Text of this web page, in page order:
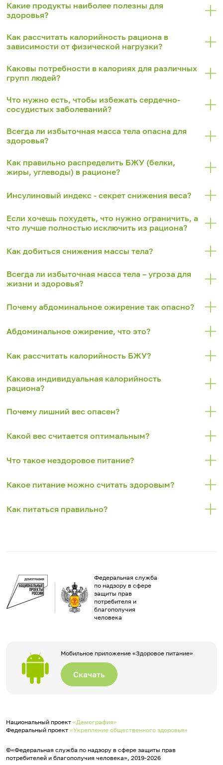
Какие продукты наиболее полезны для
здоровья?
Как рассчитать калорийность рациона в
зависимости от физической нагрузки?
Каковы потребности в калориях для различных
групп людей?
Что нужно есть, чтобы избежать сердечно-
сосудистых заболеваний?
Всегда ли избыточная масса тела опасна для
здоровья?
Как правильно распределить БЖУ (белки,
жиры, углеводы) в рационе?
Инсулиновый индекс - секрет снижения веса?
Если хочешь похудеть, что нужно ограничить, а
что лучше полностью исключить из рациона?
Как добиться снижения массы тела?
Всегда ли избыточная масса тела – угроза для
жизни и здоровья?
Почему абдоминальное ожирение так опасно?
Абдоминальное ожирение, что это?
Как рассчитать калорийность БЖУ?
Какова индивидуальная калорийность
рациона?
Почему лишний вес опасен?
Какой вес считается оптимальным?
Что такое нездоровое питание?
Какое питание можно считать здоровым?
Как питаться правильно?
Федеральная служба
по надзору в сфере
защиты прав
потребителя и
благополучия
человека
Мобильное приложение «Здоровое питание»
Скачать
Национальный проект «Демография»
Федеральный проект «Укрепление общественного здоровья»
©«Федеральная служба по надзору в сфере защиты прав
потребителей и благополучия человека», 2019-2026